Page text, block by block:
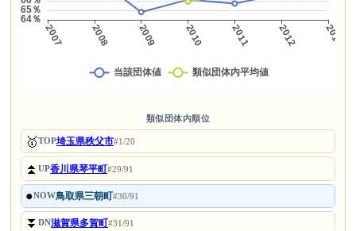
類似団体内順位
🥇TOP埼玉県秩父市#1/20
⏫UP香川県琴平町#29/91
●NOW鳥取県三朝町#30/91
⏬DN滋賀県多賀町#31/91